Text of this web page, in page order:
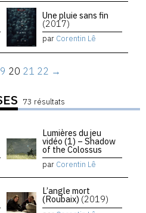
Une pluie sans fin
(2017)
par Corentin Lê
20 21 22 →
73 résultats
Lumières du jeu
vidéo (1) – Shadow
of the Colossus
par Corentin Lê
L’angle mort
(Roubaix) (2019)